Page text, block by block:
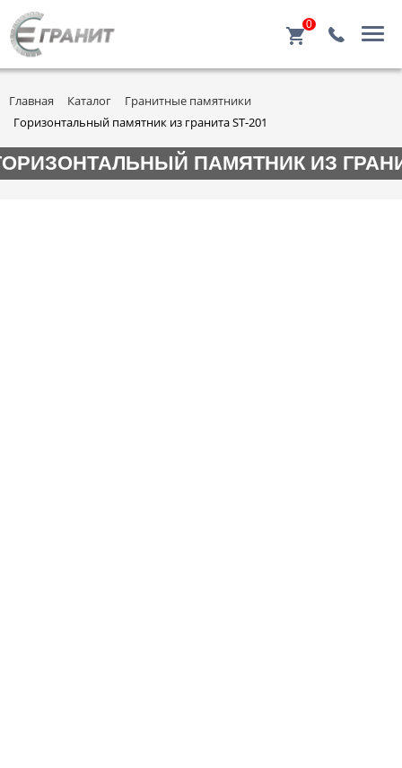
0
Главная Каталог
Гранитные памятники
Горизонтальный памятник из гранита ST-201
ПАМЯТНИК ИЗ